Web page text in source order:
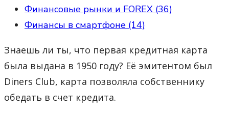
Финансовые рынки и FOREX (36)
Финансы в смартфоне (14)
Знаешь ли ты, что первая кредитная карта
была выдана в 1950 году? Её эмитентом был
Diners Club, карта позволяла собственнику
обедать в счет кредита.